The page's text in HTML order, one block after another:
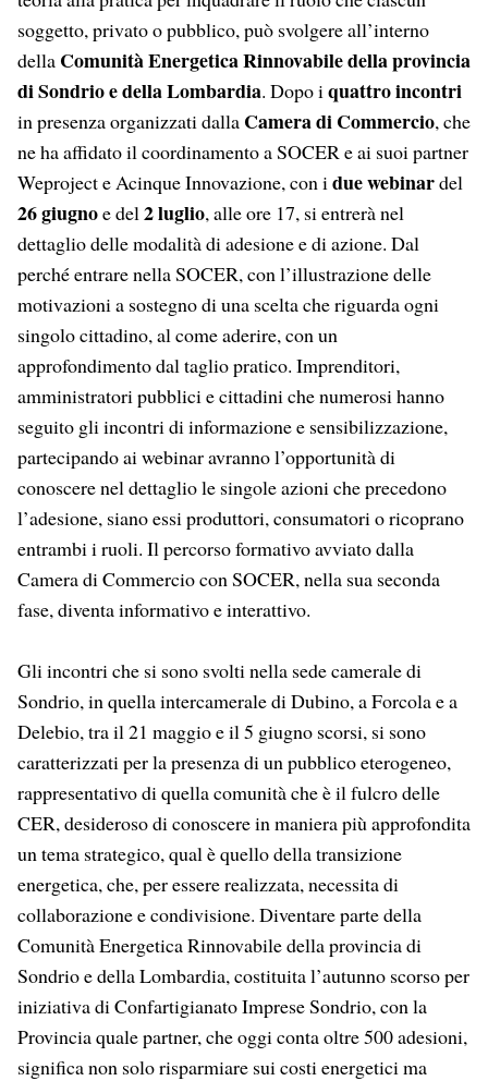
soggetto, privato o pubblico, può svolgere all’interno
della Comunità Energetica Rinnovabile della provincia
di Sondrioe della Lombardia. Dopo i quattro incontri
in presenza organizzati dalla Camera di Commercio, che
ne ha affidato il coordinamento a SOCER e ai suoi partner
Weproject e Acinque Innovazione, con i due webinardel
26 giugnoe del 2 luglio, alle ore 17, si entrerà nel
dettaglio delle modalità di adesione e di azione. Dal
perché entrare nella SOCER, con l’illustrazione delle
motivazioni a sostegno di una scelta che riguarda ogni
singolo cittadino, al come aderire, con un
approfondimento dal taglio pratico. Imprenditori,
amministratori pubblici e cittadini che numerosi hanno
seguito gli incontri di informazione e sensibilizzazione,
partecipando ai webinar avranno l’opportunità di
conoscere nel dettaglio le singole azioni che precedono
l’adesione, siano essi produttori, consumatori o ricoprano
entrambi i ruoli. Il percorso formativo avviato dalla
Camera di Commercio con SOCER, nella sua seconda
fase, diventa informativo e interattivo.
Gli incontri che si sono svolti nella sede camerale di
Sondrio, in quella intercamerale di Dubino, a Forcola e a
Delebio, tra il 21 maggio e il 5 giugno scorsi, si sono
caratterizzati per la presenza di un pubblico eterogeneo,
rappresentativo di quella comunità che è il fulcro delle
CER, desideroso di conoscere in maniera più approfondita
un tema strategico, qual è quello della transizione
energetica, che, per essere realizzata, necessita di
collaborazione e condivisione. Diventare parte della
Comunità Energetica Rinnovabile della provincia di
Sondrio e della Lombardia, costituita l’autunno scorso per
iniziativa di Confartigianato Imprese Sondrio, con la
Provincia quale partner, che oggi conta oltre 500 adesioni,
significa non solo risparmiare sui costi energetici ma